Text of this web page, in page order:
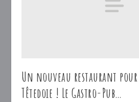
Un nouveau restaurant
Têtedoie ! Le Gastro-Pub…